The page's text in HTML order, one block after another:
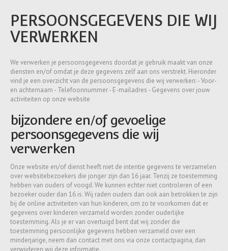
PERSOONSGEGEVENS DIE WIJ
VERWERKEN
We verwerken je persoonsgegevens doordat je gebruik maakt van onze
diensten en/of omdat je deze gegevens zelf aan ons verstrekt. Hieronder
vind je een overzicht van de persoonsgegevens die wij verwerken: - Voor-
en achternaam - Telefoonnummer - E-mailadres - Gegevens over jouw
activiteiten op onze website
bijzondere en/of gevoelige
persoonsgegevens die wij
verwerken
Onze website en/of dienst heeft niet de intentie gegevens te verzamelen
over websitebezoekers die jonger zijn dan 16 jaar. Tenzij ze toestemming
hebben van ouders of voogd. We kunnen echter niet controleren of een
bezoeker ouder dan 16 is. Wij raden ouders dan ook aan betrokken te zijn
bij de online activiteiten van hun kinderen, om zo te voorkomen dat er
gegevens over kinderen verzameld worden zonder ouderlijke
toestemming. Als je er van overtuigd bent dat wij zonder die
toestemming persoonlijke gegevens hebben verzameld over een
minderjarige, neem dan contact met ons via onze contactpagina, dan
verwijderen wij deze informatie.